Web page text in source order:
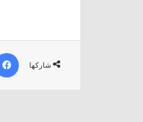
شاركها